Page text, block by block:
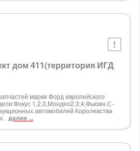
дом 411(территория ИГД
марки Форд европейского
1,2,3,Мондео2,3,4,Фьюжн,С-
автомобилей Королевства
далее ...